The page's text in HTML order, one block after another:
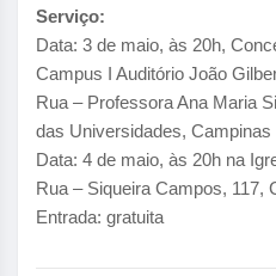
Serviço:
Data: 3 de maio, às 20h,
Campus I Auditório João
Rua – Professora Ana Maria
das Universidades, Campinas
Data: 4 de maio, às 20h na
Rua – Siqueira Campos, 117,
Entrada: gratuita